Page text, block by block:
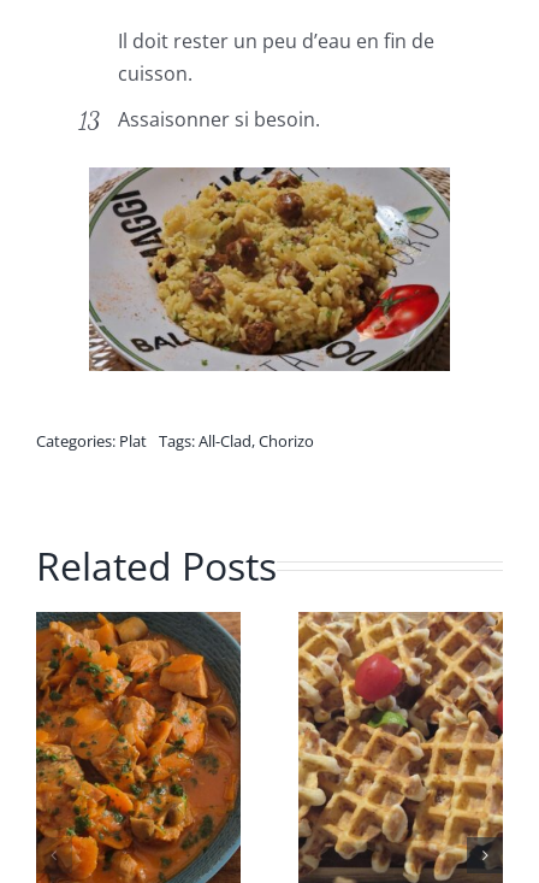
Il doit rester un peu d’eau en fin de
cuisson.
Assaisonner si besoin.
Categories: Plat Tags:All-Clad,Chorizo
Related Posts